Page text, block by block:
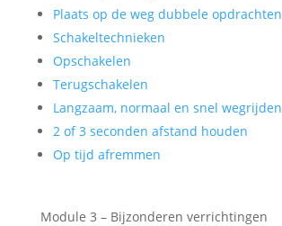
Plaats op de weg dubbele opdrachten
Schakeltechnieken
Opschakelen
Terugschakelen
Langzaam, normaal en snel wegrijden
2 of 3 seconden afstand houden
Op tijd afremmen
Module 3 – Bijzonderen verrichtingen